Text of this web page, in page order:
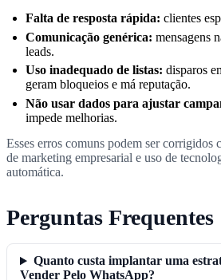
Falta de resposta rápida: clientes
Comunicação genérica: mensagens
leads.
Uso inadequado de listas: disparos
geram bloqueios e má reputação.
Não usar dados para ajustar
impede melhorias.
Esses erros comuns podem ser corrigidos
de marketing empresarial e uso de
automática.
Perguntas Frequentes
Quanto custa implantar uma
Vender Pelo WhatsApp?